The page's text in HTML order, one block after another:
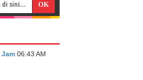
Jam 06:43 AM